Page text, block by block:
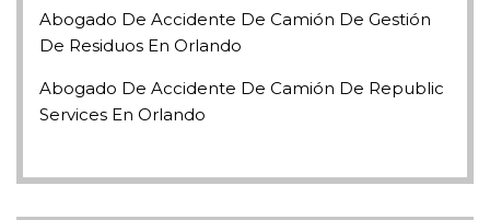
Abogado De Accidente De Camión De Gestión
De Residuos En Orlando
Abogado De Accidente De Camión De Republic
Services En Orlando